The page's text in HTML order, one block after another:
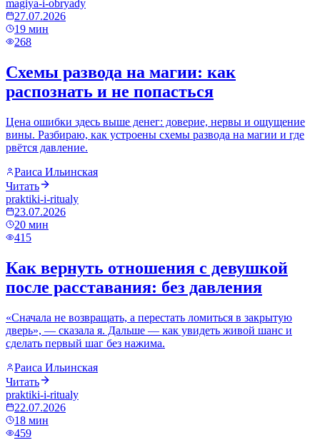
magiya-i-obryady
27.07.2026
19 мин
268
Схемы развода на магии: как
распознать и не попасться
Цена ошибки здесь выше денег: доверие, нервы и ощущение
вины. Разбираю, как устроены схемы развода на магии и где
рвётся давление.
Раиса Ильинская
Читать
praktiki-i-ritualy
23.07.2026
20 мин
415
Как вернуть отношения с девушкой
после расставания: без давления
«Сначала не возвращать, а перестать ломиться в закрытую
дверь», — сказала я. Дальше — как увидеть живой шанс и
сделать первый шаг без нажима.
Раиса Ильинская
Читать
praktiki-i-ritualy
22.07.2026
18 мин
459